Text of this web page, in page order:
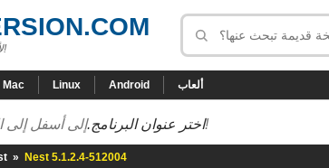
لأنه ليس دائما أفضل!
Mac Linux Android ألعاب
اختر عنوان البرنامج.إلى أسفل إلى النسخة التي تحب!
» Nest 5.1.2.4-512004